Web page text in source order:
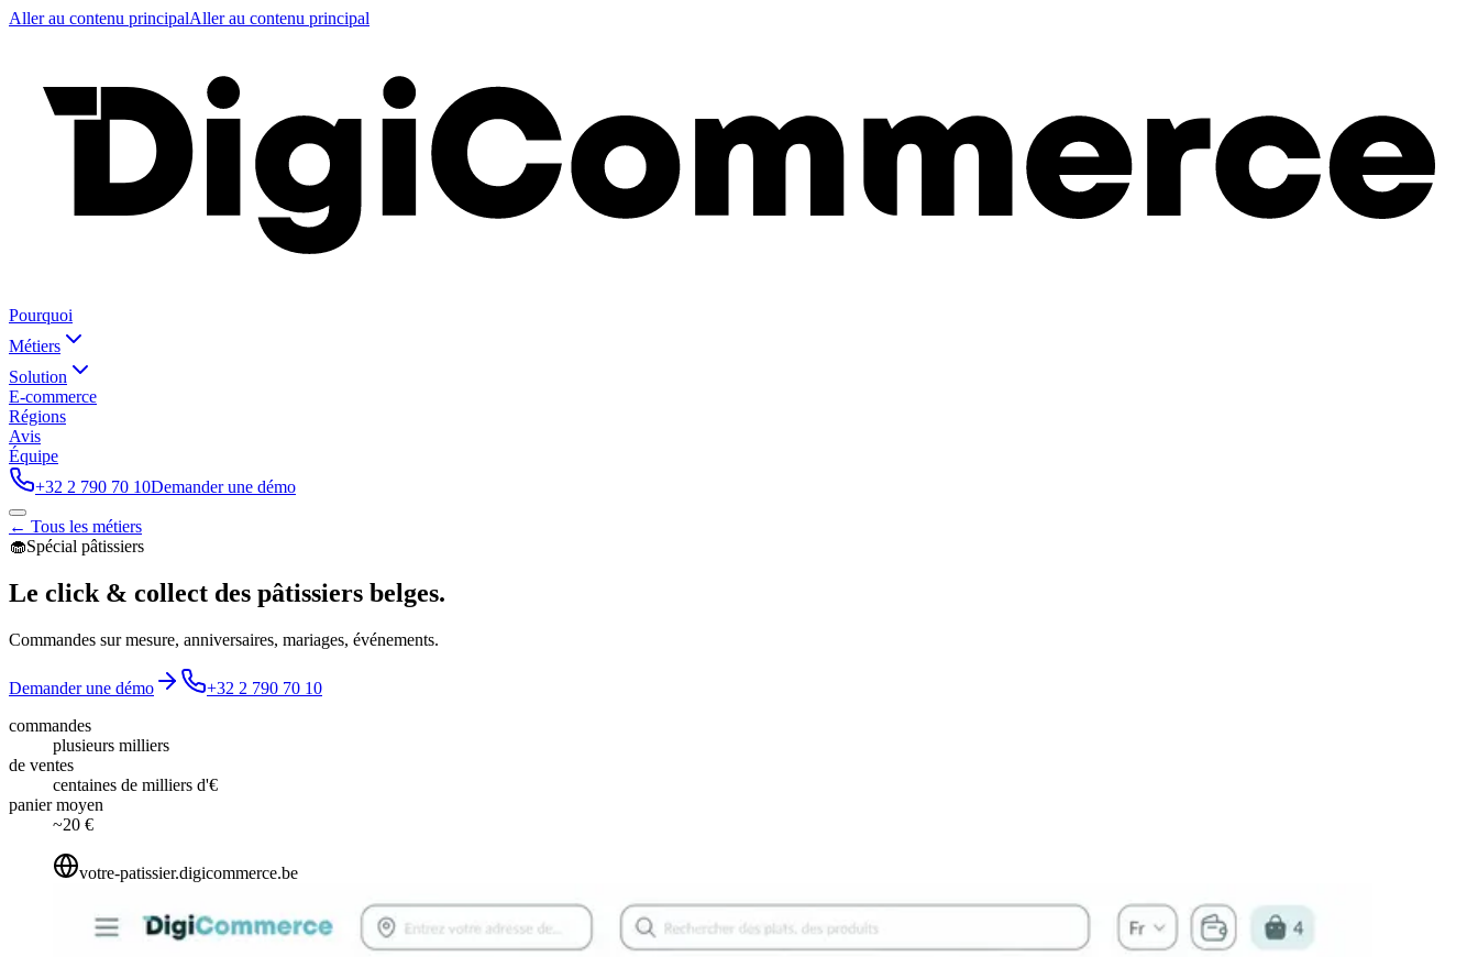
Aller au contenu principalAller au contenu principal
Pourquoi
Métiers
Solution
E-commerce
Régions
Avis
Équipe
+32 2 790 70 10Demander une démo
← Tous les métiers
🧁Spécial pâtissiers
Le click & collect des pâtissiers belges.
Commandes sur mesure, anniversaires, mariages, événements.
Demander une démo
+32 2 790 70 10
commandes
plusieurs milliers
de ventes
centaines de milliers d'€
panier moyen
~20 €
votre-patissier.digicommerce.be